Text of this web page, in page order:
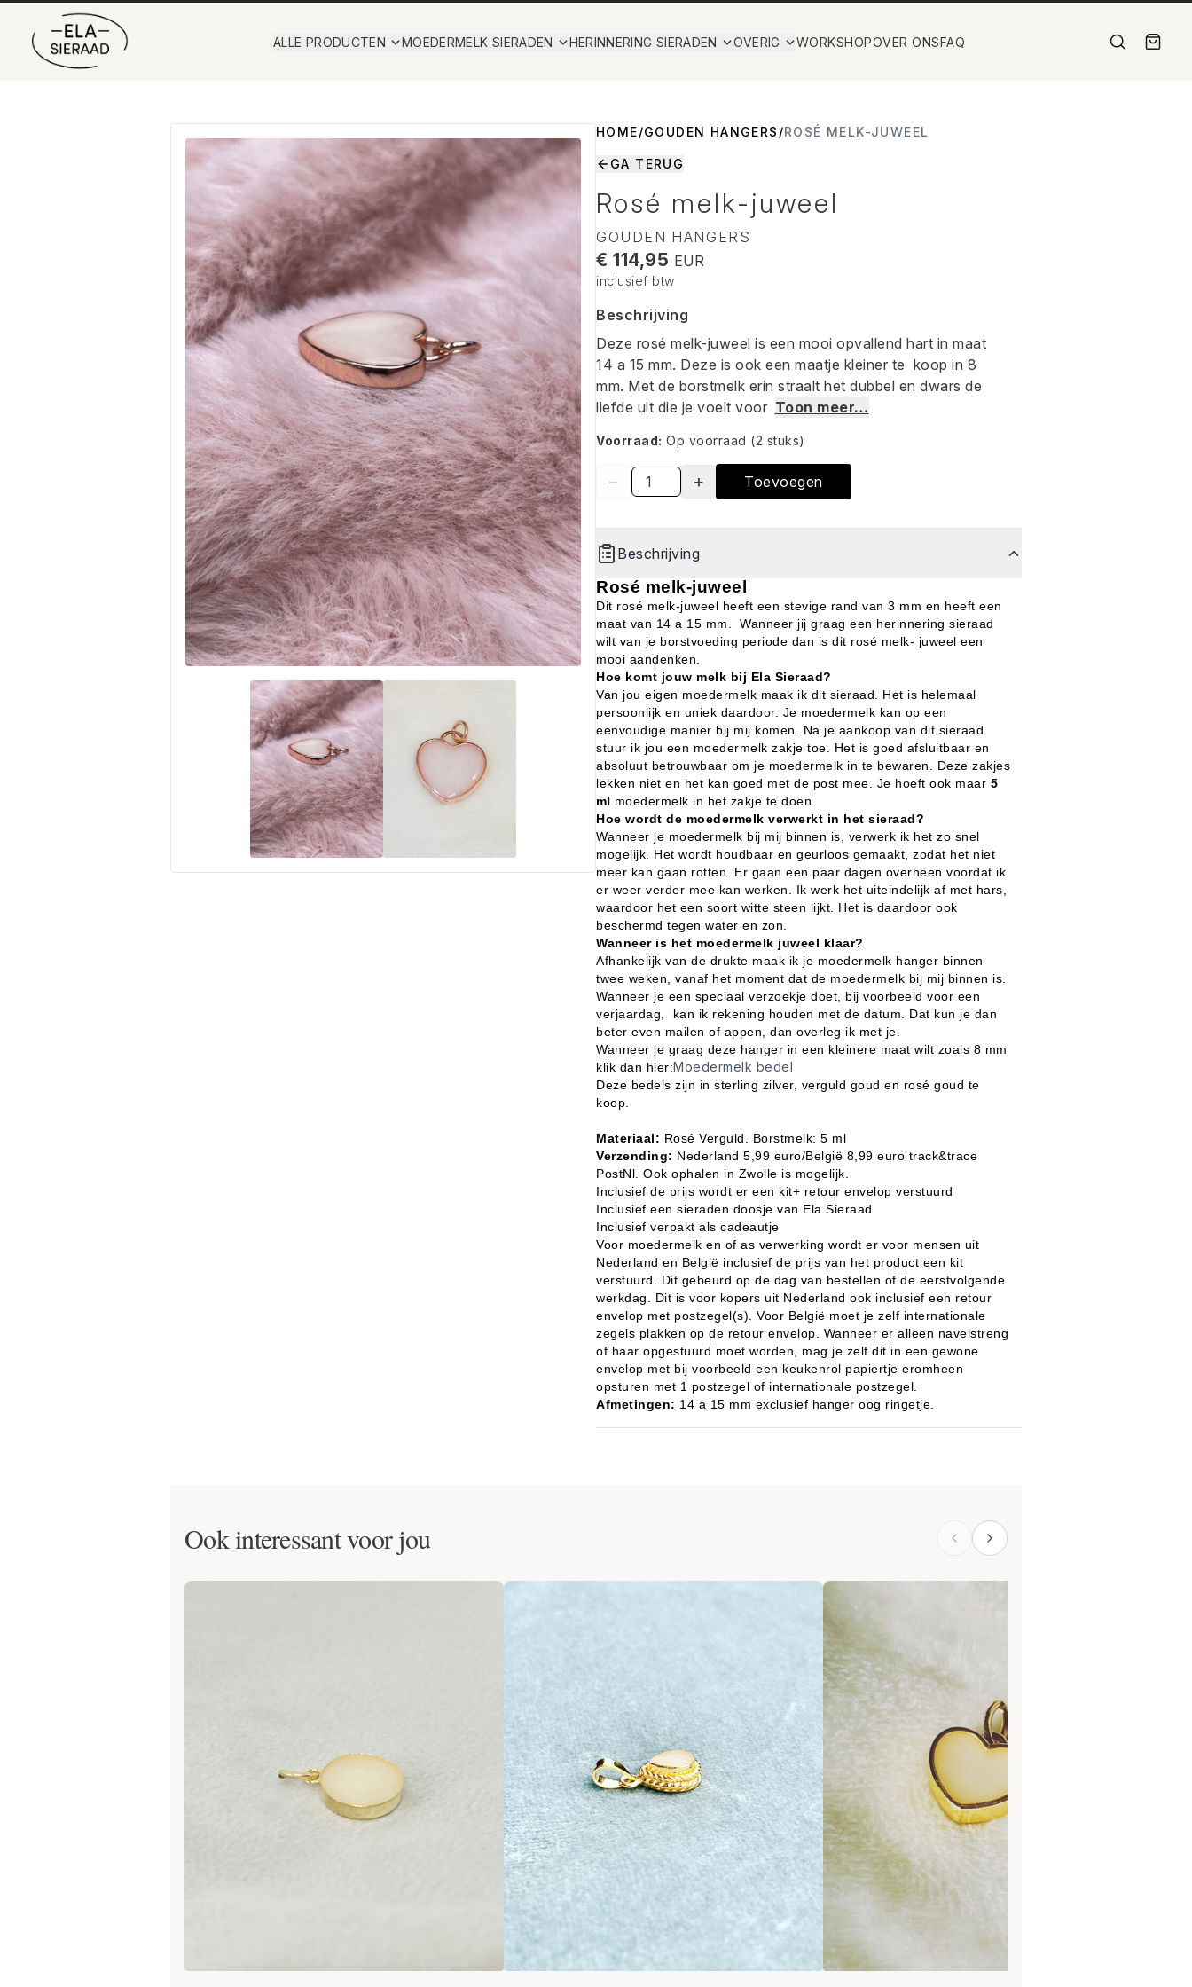
ALLE PRODUCTEN MOEDERMELK SIERADEN HERINNERING SIERADEN OVERIG WORKSHOPOVER ONSFAQ
HOME/GOUDEN HANGERS /ROSÉ MELK-JUWEEL
GA TERUG
Rosé melk-juweel
GOUDEN HANGERS
€ 114,95 EUR
inclusief btw
Beschrijving
Deze rosé melk-juweel is een mooi opvallend hart in maat
14 a 15 mm. Deze is ook een maatje kleiner te koop in 8
mm. Met de borstmelk erin straalt het dubbel en dwars de
liefde uit die je voelt voor Toon meer…
Voorraad: Op voorraad (2 stuks)
− + Toevoegen
Beschrijving
Rosé melk-juweel
Dit rosé melk-juweel heeft een stevige rand van 3 mm en heeft een
maat van 14 a 15 mm. Wanneer jij graag een herinnering sieraad
wilt van je borstvoeding periode dan is dit rosé melk- juweel een
mooi aandenken.
Hoe komt jouw melk bij Ela Sieraad?
Van jou eigen moedermelk maak ik dit sieraad. Het is helemaal
persoonlijk en uniek daardoor. Je moedermelk kan op een
eenvoudige manier bij mij komen. Na je aankoop van dit sieraad
stuur ik jou een moedermelk zakje toe. Het is goed afsluitbaar en
absoluut betrouwbaar om je moedermelk in te bewaren. Deze zakjes
lekken niet en het kan goed met de post mee. Je hoeft ook maar 5
ml moedermelk in het zakje te doen.
Hoe wordt de moedermelk verwerkt in het sieraad?
Wanneer je moedermelk bij mij binnen is, verwerk ik het zo snel
mogelijk. Het wordt houdbaar en geurloos gemaakt, zodat het niet
meer kan gaan rotten. Er gaan een paar dagen overheen voordat ik
er weer verder mee kan werken. Ik werk het uiteindelijk af met hars,
waardoor het een soort witte steen lijkt. Het is daardoor ook
beschermd tegen water en zon.
Wanneer is het moedermelk juweel klaar?
Afhankelijk van de drukte maak ik je moedermelk hanger binnen
twee weken, vanaf het moment dat de moedermelk bij mij binnen is.
Wanneer je een speciaal verzoekje doet, bij voorbeeld voor een
verjaardag, kan ik rekening houden met de datum. Dat kun je dan
beter even mailen of appen, dan overleg ik met je.
Wanneer je graag deze hanger in een kleinere maat wilt zoals 8 mm
klik dan hier:Moedermelk bedel
Deze bedels zijn in sterling zilver, verguld goud en rosé goud te
koop.
Materiaal: Rosé Verguld. Borstmelk: 5 ml
Verzending: Nederland 5,99 euro/België 8,99 euro track&trace
PostNl. Ook ophalen in Zwolle is mogelijk.
Inclusief de prijs wordt er een kit+ retour envelop verstuurd
Inclusief een sieraden doosje van Ela Sieraad
Inclusief verpakt als cadeautje
Voor moedermelk en of as verwerking wordt er voor mensen uit
Nederland en België inclusief de prijs van het product een kit
verstuurd. Dit gebeurd op de dag van bestellen of de eerstvolgende
werkdag. Dit is voor kopers uit Nederland ook inclusief een retour
envelop met postzegel(s). Voor België moet je zelf internationale
zegels plakken op de retour envelop. Wanneer er alleen navelstreng
of haar opgestuurd moet worden, mag je zelf dit in een gewone
envelop met bij voorbeeld een keukenrol papiertje eromheen
opsturen met 1 postzegel of internationale postzegel.
Afmetingen: 14 a 15 mm exclusief hanger oog ringetje.
Ook interessant voor jou